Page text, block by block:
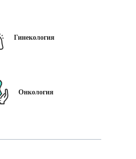
Гинекология
Онкология